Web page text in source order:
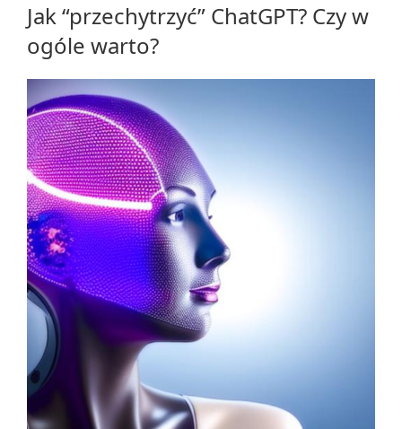
Jak “przechytrzyć” ChatGPT? Czy w
ogóle warto?